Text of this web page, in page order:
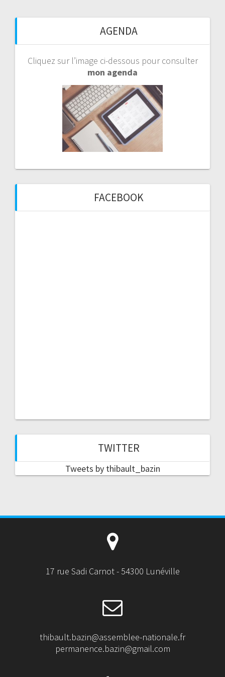
AGENDA
Cliquez sur l’image ci-dessous pour consulter
mon agenda
FACEBOOK
TWITTER
Tweets by thibault_bazin
17 rue Sadi Carnot - 54300 Lunéville
thibault.bazin@assemblee-nationale.fr
permanence.bazin@gmail.com